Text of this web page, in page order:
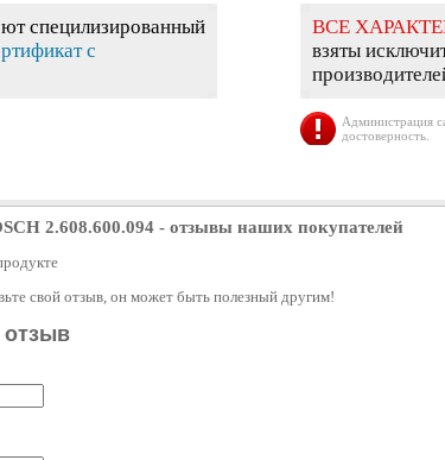
специлизированный
с
ВСЕ
взяты
Администрация
достоверность.
2.608.600.094 - отзывы наших покупателей
свой отзыв, он может быть полезный другим!
отзыв